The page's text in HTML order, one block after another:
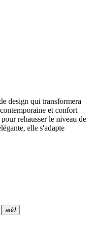
design qui transformera
et confort
rehausser le niveau de
elle s'adapte
add